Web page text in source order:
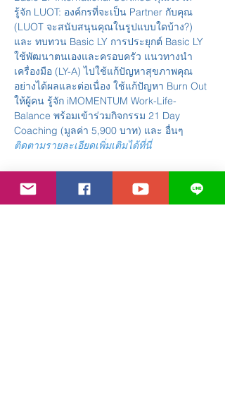
รู้จัก LUOT: องค์กรที่จะเป็น Partner กับคุณ
(LUOT จะสนับสนุนคุณในรูปแบบใดบ้าง?)
และ ทบทวน Basic LY การประยุกต์ Basic LY
ใช้พัฒนาตนเองและครอบครัว แนวทางนำ
เครื่องมือ (LY-A) ไปใช้แก้ปัญหาสุขภาพคุณ
อย่างได้ผลและต่อเนื่อง ใช้แก้ปัญหา Burn Out
ให้ผู้คน รู้จัก iMOMENTUM Work-Life-
Balance พร้อมเข้าร่วมกิจกรรม 21 Day
Coaching (มูลค่า 5,900 บาท) และ อื่นๆ
ติดตามรายละเอียดเพิ่มเติมได้ที่นี่
Share This Event